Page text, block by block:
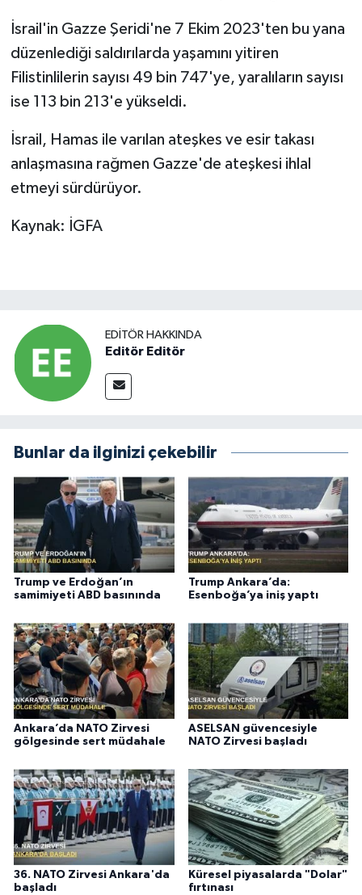
İsrail'in Gazze Şeridi'ne 7 Ekim 2023'ten bu yana
düzenlediği saldırılarda yaşamını yitiren
Filistinlilerin sayısı 49 bin 747'ye, yaralıların sayısı
ise 113 bin 213'e yükseldi.
İsrail, Hamas ile varılan ateşkes ve esir takası
anlaşmasına rağmen Gazze'de ateşkesi ihlal
etmeyi sürdürüyor.
Kaynak: İGFA
EDITÖR HAKKINDA
Editör Editör
Bunlar da ilginizi çekebilir
Trump ve Erdoğan’ın
samimiyeti ABD basınında
Trump Ankara’da:
Esenboğa’ya iniş yaptı
Ankara’da NATO Zirvesi
gölgesinde sert müdahale
ASELSAN güvencesiyle
NATO Zirvesi başladı
36. NATO Zirvesi Ankara'da
başladı
Küresel piyasalarda "Dolar"
fırtınası